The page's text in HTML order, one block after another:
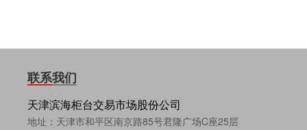
联系我们
天津滨海柜台交易市场股份公司
地址：天津市和平区南京路85号君隆广场C座25层